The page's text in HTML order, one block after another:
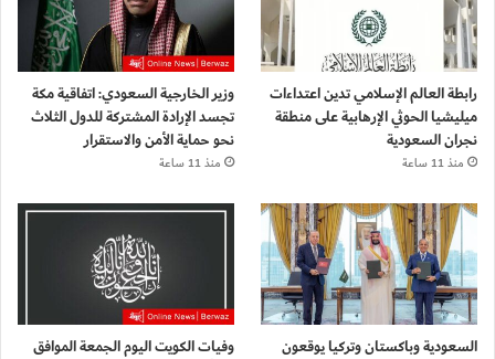
رابطة العالم الإسلامي تدين اعتداءات
ميليشيا الحوثي الإرهابية على منطقة
نجران السعودية
منذ 11 ساعة
وزير الخارجية السعودي: اتفاقية مكة
تجسد الإرادة المشتركة للدول الثلاث
نحو حماية الأمن والاستقرار
منذ 11 ساعة
السعودية وباكستان وتركيا يوقعون
وفيات الكويت اليوم الجمعة الموافق